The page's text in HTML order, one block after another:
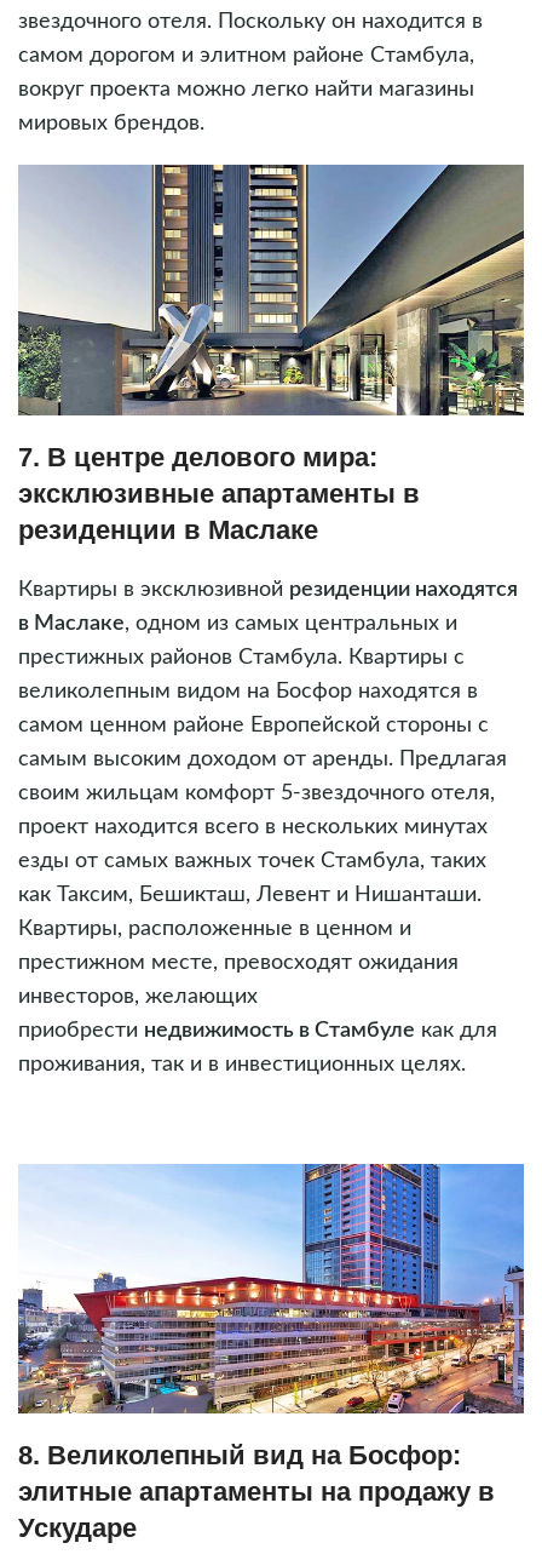
звездочного отеля. Поскольку он находится в
самом дорогом и элитном районе Стамбула,
вокруг проекта можно легко найти магазины
мировых брендов.
7. В центре делового мира:
эксклюзивные апартаменты в
резиденции в Маслаке
Квартиры в эксклюзивной резиденции находятся
в Маслаке, одном из самых центральных и
престижных районов Стамбула. Квартиры с
великолепным видом на Босфор находятся в
самом ценном районе Европейской стороны с
самым высоким доходом от аренды. Предлагая
своим жильцам комфорт 5-звездочного отеля,
проект находится всего в нескольких минутах
езды от самых важных точек Стамбула, таких
как Таксим, Бешикташ, Левент и Нишанташи.
Квартиры, расположенные в ценном и
престижном месте, превосходят ожидания
инвесторов, желающих
приобрести недвижимость в Стамбуле как для
проживания, так и в инвестиционных целях.
8. Великолепный вид на Босфор:
элитные апартаменты на продажу в
Ускударе